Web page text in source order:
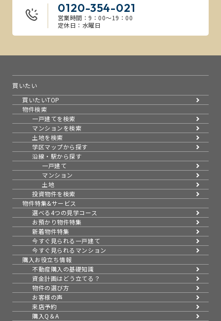
0120-354-021
営業時間：9：00～19：00
定休日：水曜日
買いたい
買いたいTOP
物件検索
一戸建てを検索
マンションを検索
土地を検索
学区マップから探す
沿線・駅から探す
一戸建て
マンション
土地
投資物件を検索
物件特集&サービス
選べる4つの見学コース
お預かり物件特集
新着物件特集
今すぐ見られる一戸建て
今すぐ見られるマンション
購入お役立ち情報
不動産購入の基礎知識
資金計画はどう立てる？
物件の選び方
お客様の声
来店予約
購入Q＆A